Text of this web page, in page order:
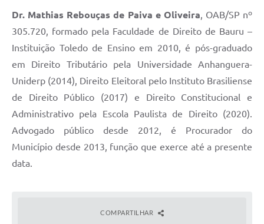
Dr. Mathias Rebouças de Paiva e Oliveira, OAB/SP nº
305.720, formado pela Faculdade de Direito de Bauru –
Instituição Toledo de Ensino em 2010, é pós-graduado
em Direito Tributário pela Universidade Anhanguera-
Uniderp (2014), Direito Eleitoral pelo Instituto Brasiliense
de Direito Público (2017) e Direito Constitucional e
Administrativo pela Escola Paulista de Direito (2020).
Advogado público desde 2012, é Procurador do
Município desde 2013, função que exerce até a presente
data.
COMPARTILHAR